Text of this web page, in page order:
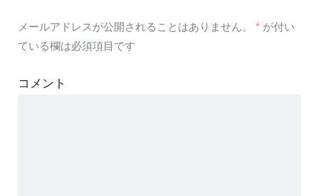
メールアドレスが公開されることはありません。 * が付い
ている欄は必須項目です
コメント